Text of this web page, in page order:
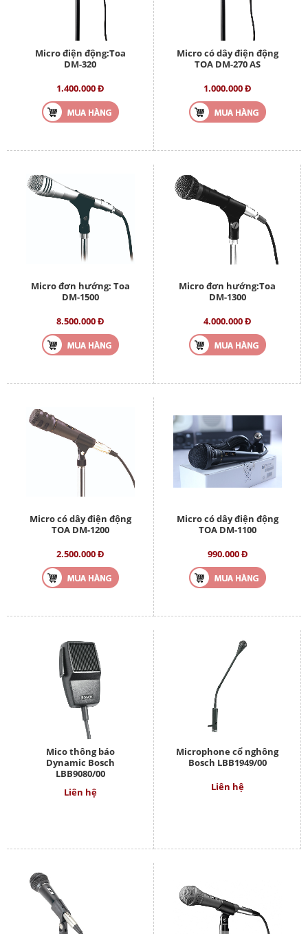
Micro điện động:Toa
DM-320
1.400.000 Đ
Micro có dây điện động
TOA DM-270 AS
1.000.000 Đ
Micro đơn hướng: Toa
DM-1500
8.500.000 Đ
Micro đơn hướng:Toa
DM-1300
4.000.000 Đ
Micro có dây điện động
TOA DM-1200
2.500.000 Đ
Micro có dây điện động
TOA DM-1100
990.000 Đ
Mico thông báo
Dynamic Bosch
LBB9080/00
Liên hệ
Microphone cổ nghông
Bosch LBB1949/00
Liên hệ